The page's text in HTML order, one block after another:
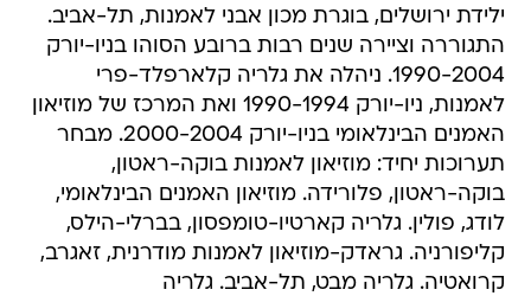
ילידת ירושלים, בוגרת מכון אבני לאמנות, תל-אביב.
התגוררה וציירה שנים רבות ברובע הסוהו בניו-יורק
1990-2004. ניהלה את גלריה קלארפלד-פרי
לאמנות, ניו-יורק 1990-1994 ואת המרכז של מוזיאון
האמנים הבינלאומי בניו-יורק 2000-2004. מבחר
תערוכות יחיד: מוזיאון לאמנות בוקה-ראטון,
בוקה-ראטון, פלורידה. מוזיאון האמנים הבינלאומי,
לודג, פולין. גלריה קארטיו-טומפסון, בברלי-הילס,
קליפורניה. גראדק-מוזיאון לאמנות מודרנית, זאגרב,
קרואטיה. גלריה מבט, תל-אביב. גלריה